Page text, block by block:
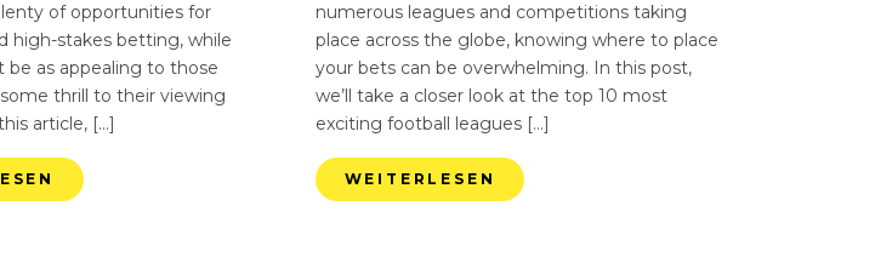
of opportunities for
high-stakes betting, while
be as appealing to those
thrill to their viewing
article, […]
numerous leagues and competitions taking
place across the globe, knowing where to place
your bets can be overwhelming. In this post,
we’ll take a closer look at the top 10 most
exciting football leagues […]
WEITERLESEN